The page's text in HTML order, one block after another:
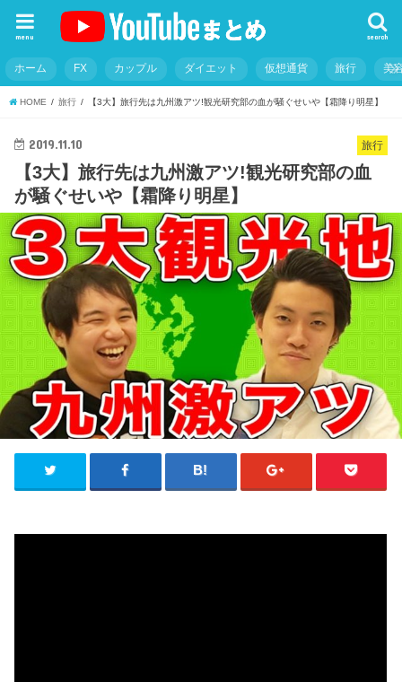
search
menu
ホーム FX カップル ダイエット 仮想通貨 旅行 美
HOME 旅行 【3大】旅行先は九州激アツ!観光研究部の血が騒ぐせいや【霜降り明星】
旅行
2019.11.10
【3大】旅行先は九州激アツ!観光研究部の血
が騒ぐせいや【霜降り明星】